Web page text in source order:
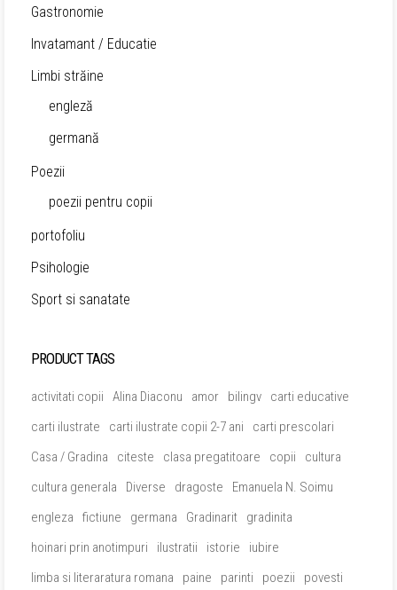
Gastronomie
Invatamant / Educatie
Limbi străine
engleză
germană
Poezii
poezii pentru copii
portofoliu
Psihologie
Sport si sanatate
PRODUCT TAGS
activitati copii Alina Diaconu amor bilingv
carti educative
carti ilustrate
carti ilustrate copii 2-7 ani
carti prescolari
Casa / Gradina
citeste clasa pregatitoare copii
cultura
cultura generala
Diverse dragoste
Emanuela N. Soimu
engleza
fictiune germana Gradinarit
gradinita
hoinari prin anotimpuri
ilustratii istorie
iubire
limba si literaratura romana
paine parinti poezii
povesti